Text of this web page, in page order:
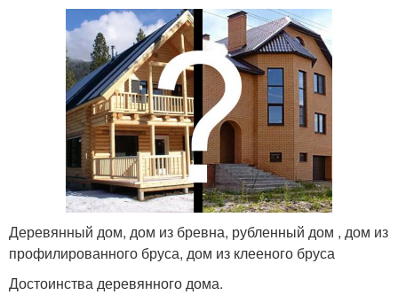
Деревянный дом, дом из бревна, рубленный дом , дом из
профилированного бруса, дом из клееного бруса
Достоинства деревянного дома.